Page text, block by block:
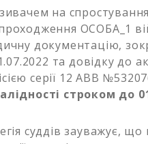
на
ОСОБА_1
документацію,
та довідку до
серії 12 АВВ
строком до
суддів зауважує,